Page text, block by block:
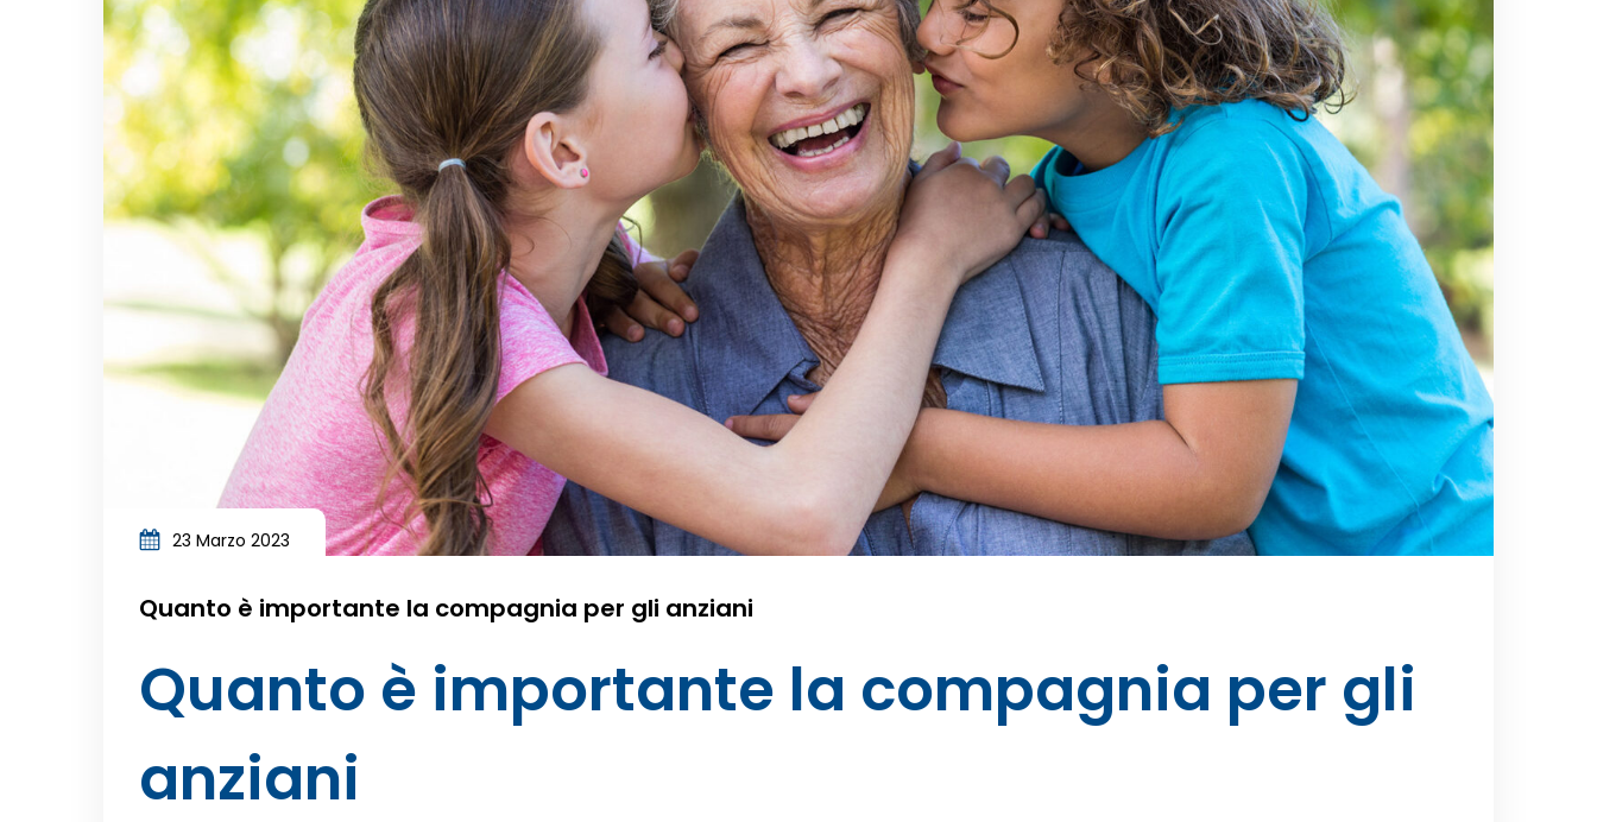
23 Marzo 2023
Quanto è importante la compagnia per gli anziani
Quanto è importante la compagnia per gli
anziani